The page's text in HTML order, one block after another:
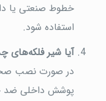
استفاده شود.
آیا شیر فلکه‌های
در صورت نصب
پوشش داخلی ضد